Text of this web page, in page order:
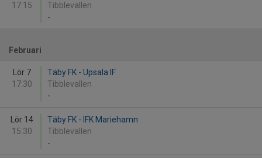
17:15
Tibblevallen
-
Februari
Lör 7
17:30
Täby FK - Upsala IF
Tibblevallen
-
Lör 14
15:30
Täby FK - IFK Mariehamn
Tibblevallen
-